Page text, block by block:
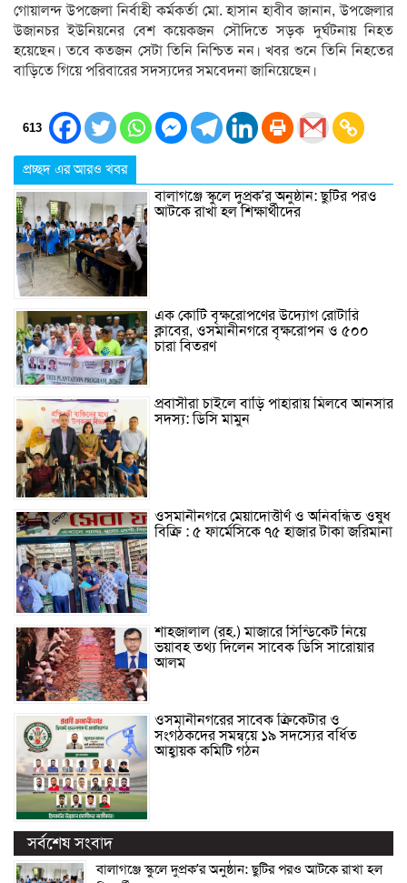
গোয়ালন্দ উপজেলা নির্বাহী কর্মকর্তা মো. হাসান হাবীব জানান, উপজেলার
উজানচর ইউনিয়নের বেশ কয়েকজন সৌদিতে সড়ক দুর্ঘটনায় নিহত
হয়েছেন। তবে কতজন সেটা তিনি নিশ্চিত নন। খবর শুনে তিনি নিহতের
বাড়িতে গিয়ে পরিবারের সদস্যদের সমবেদনা জানিয়েছেন।
613
প্রচ্ছদ এর আরও খবর
বালাগঞ্জে স্কুলে দুপ্রক’র অনুষ্ঠান: ছুটির পরও
আটকে রাখা হল শিক্ষার্থীদের
এক কোটি বৃক্ষরোপণের উদ্যোগ রোটারি
ক্লাবের, ওসমানীনগরে বৃক্ষরোপন ও ৫০০
চারা বিতরণ
প্রবাসীরা চাইলে বাড়ি পাহারায় মিলবে আনসার
সদস্য: ডিসি মামুন
ওসমানীনগরে মেয়াদোত্তীর্ণ ও অনিবন্ধিত ওষুধ
বিক্রি : ৫ ফার্মেসিকে ৭৫ হাজার টাকা জরিমানা
শাহজালাল (রহ.) মাজারে সিন্ডিকেট নিয়ে
ভয়াবহ তথ্য দিলেন সাবেক ডিসি সারোয়ার
আলম
ওসমানীনগরের সাবেক ক্রিকেটার ও
সংগঠকদের সমন্বয়ে ১৯ সদস্যের বর্ধিত
আহ্বায়ক কমিটি গঠন
সর্বশেষ সংবাদ
বালাগঞ্জে স্কুলে দুপ্রক’র অনুষ্ঠান: ছুটির পরও আটকে রাখা হল